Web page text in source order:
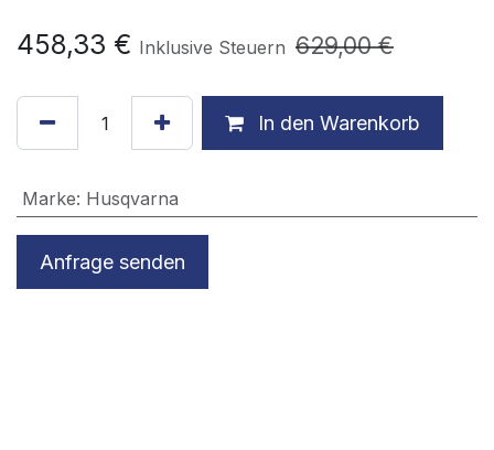
458,33 € Inklusive Steuern 629,00€
In den Warenkorb
Marke: Husqvarna
Anfrage senden